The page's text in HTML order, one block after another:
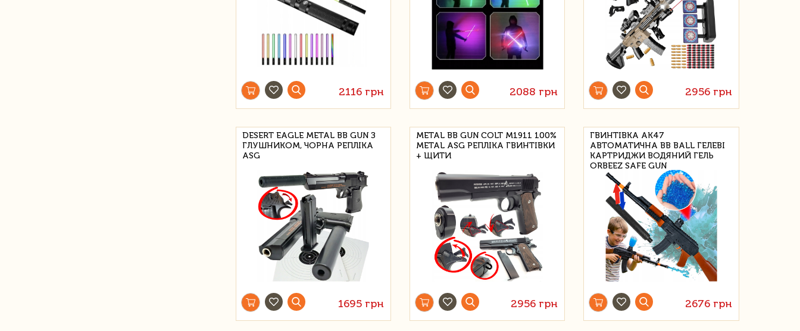
2116 грн 2088 грн 2956 грн
DESERT EAGLE METAL BB GUN З
ГЛУШНИКОМ, ЧОРНА РЕПЛІКА
ASG
1695 грн
METAL BB GUN COLT M1911 100%
METAL ASG РЕПЛІКА ГВИНТІВКИ
+ ЩИТИ
2956 грн
ГВИНТІВКА AK47
АВТОМАТИЧНА BB BALL ГЕЛЕВІ
КАРТРИДЖИ ВОДЯНИЙ ГЕЛЬ
ORBEEZ SAFE GUN
2676 грн